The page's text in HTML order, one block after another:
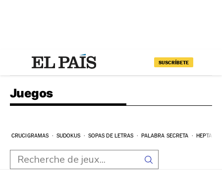
SUSCRÍBETE
Juegos
CRUCIGRAMAS SUDOKUS SOPAS DE LETRAS PALABRA SECRETA